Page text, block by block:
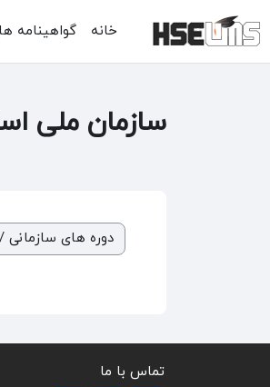
خانه
گواهینامه
سازمان ملی
طبقه‌های دوره ها
تماس با ما